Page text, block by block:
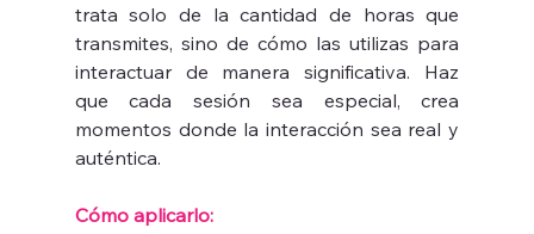
trata solo de la cantidad de horas que
transmites, sino de cómo las utilizas para
interactuar de manera significativa. Haz
que cada sesión sea especial, crea
momentos donde la interacción sea real y
auténtica.
Cómo aplicarlo: